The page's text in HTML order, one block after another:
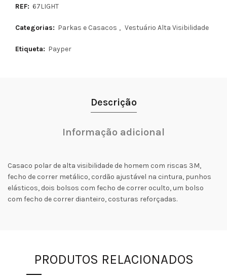
REF: 67LIGHT
Categorias: Parkas e Casacos , Vestuário Alta Visibilidade
Etiqueta: Payper
Descrição
Informação adicional
Casaco polar de alta visibilidade de homem com riscas 3M,
fecho de correr metálico, cordão ajustável na cintura, punhos
elásticos, dois bolsos com fecho de correr oculto, um bolso
com fecho de correr dianteiro, costuras reforçadas.
PRODUTOS RELACIONADOS